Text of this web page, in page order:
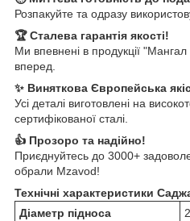
Розпакуйте та одразу
🏆 Сталева гарантія якості!
Ми впевнені в продукції
вперед.
✨ Виняткова Європейська
Усі деталі виготовлені на
сертифікованої сталі.
👍 Прозоро та надійно!
Приєднуйтесь до 3000+
обрали Mzavod!
Технічні характеристики
Діаметр підноса